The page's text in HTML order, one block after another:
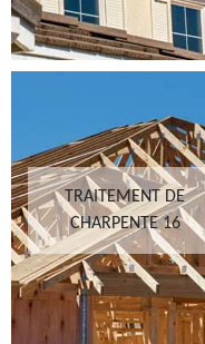
TRAITEMENT DE
CHARPENTE 16